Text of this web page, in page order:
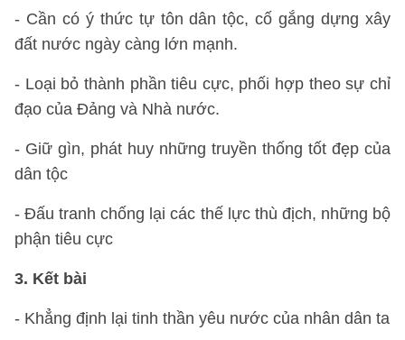
- Cần có ý thức tự tôn dân tộc, cố gắng dựng xây
đất nước ngày càng lớn mạnh.
- Loại bỏ thành phần tiêu cực, phối hợp theo sự chỉ
đạo của Đảng và Nhà nước.
- Giữ gìn, phát huy những truyền thống tốt đẹp của
dân tộc
- Đấu tranh chống lại các thế lực thù địch, những bộ
phận tiêu cực
3. Kết bài
- Khẳng định lại tinh thần yêu nước của nhân dân ta